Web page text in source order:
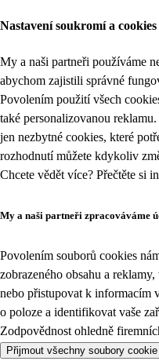
Nastavení soukromí a cookies
My a naši partneři používáme
abychom zajistili správné
Povolením použití všech
také personalizovanou
jen nezbytné cookies, které
rozhodnutí můžete kdykoliv
Chcete vědět více? Přečtěte si
My a naši partneři zpracováváme
Povolením souborů cookies
zobrazeného obsahu a
nebo přistupovat k informacím
o poloze a identifikovat vaše
Zodpovědnost ohledně
Přijmout všechny soubory cookie